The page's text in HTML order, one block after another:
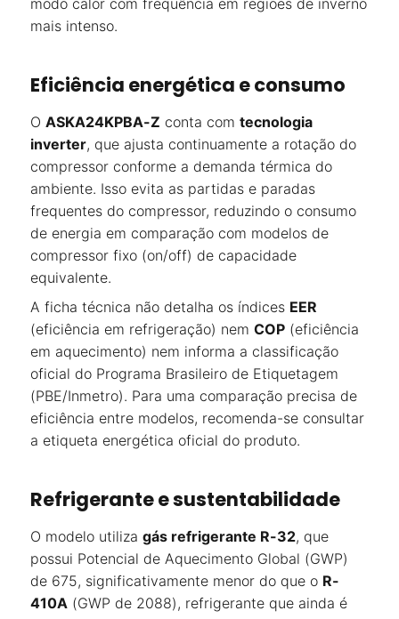
modo calor com frequência em regiões de inverno
mais intenso.
Eficiência energética e consumo
O ASKA24KPBA-Z conta com tecnologia
inverter, que ajusta continuamente a rotação do
compressor conforme a demanda térmica do
ambiente. Isso evita as partidas e paradas
frequentes do compressor, reduzindo o consumo
de energia em comparação com modelos de
compressor fixo (on/off) de capacidade
equivalente.
A ficha técnica não detalha os índices EER
(eficiência em refrigeração) nem COP (eficiência
em aquecimento) nem informa a classificação
oficial do Programa Brasileiro de Etiquetagem
(PBE/Inmetro). Para uma comparação precisa de
eficiência entre modelos, recomenda-se consultar
a etiqueta energética oficial do produto.
Refrigerante e sustentabilidade
O modelo utiliza gás refrigerante R-32, que
possui Potencial de Aquecimento Global (GWP)
de 675, significativamente menor do que o R-
410A (GWP de 2088), refrigerante que ainda é